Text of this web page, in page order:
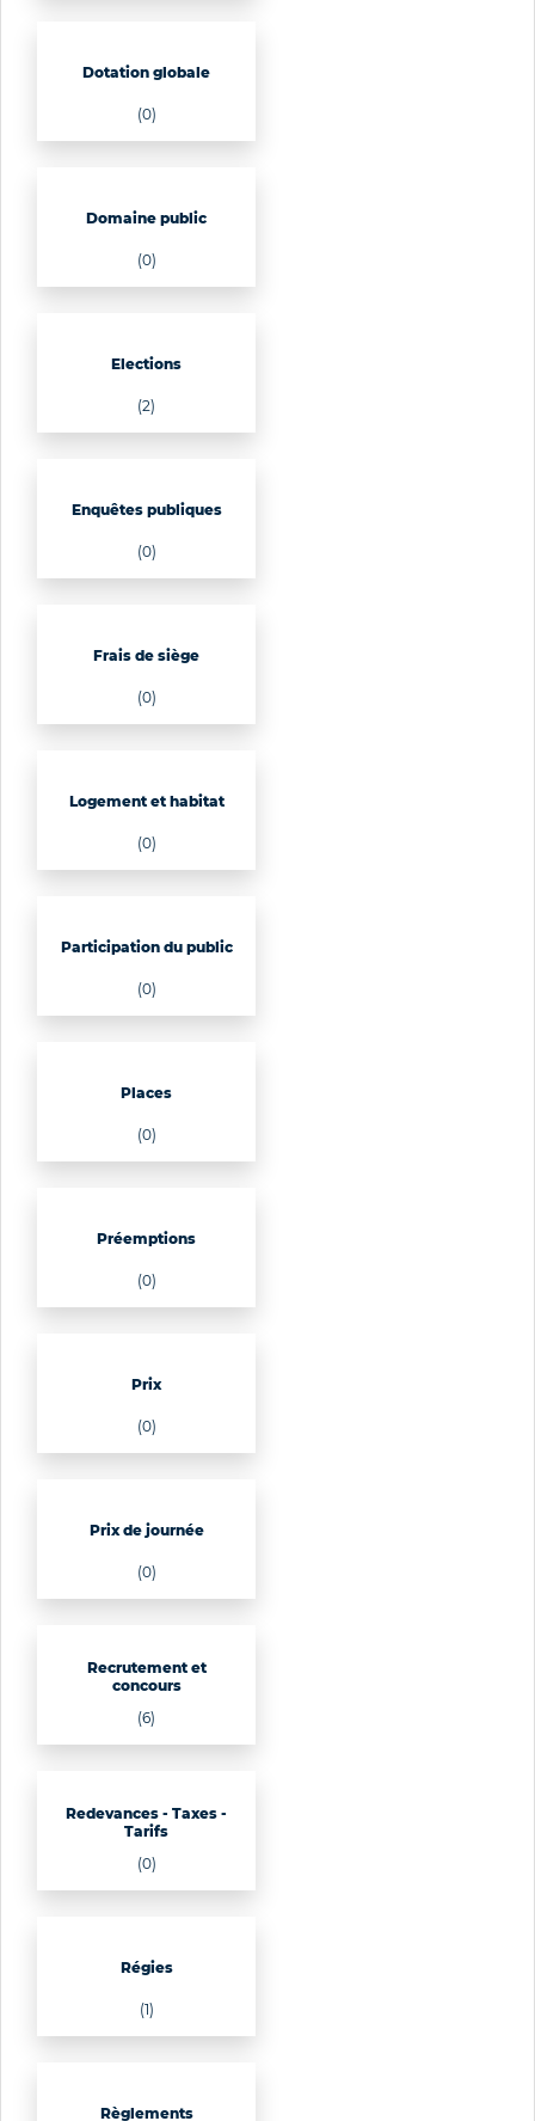
Dotation globale
(0)
Domaine public
(0)
Elections
(2)
Enquêtes publiques
(0)
Frais de siège
(0)
Logement et habitat
(0)
Participation du public
(0)
Places
(0)
Préemptions
(0)
Prix
(0)
Prix de journée
(0)
Recrutement et
concours
(6)
Redevances - Taxes -
Tarifs
(0)
Régies
(1)
Règlements